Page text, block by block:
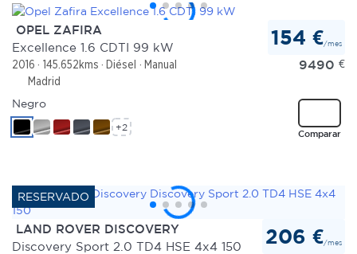
OPEL ZAFIRA
Excellence 1.6 CDTI 99 kW
2016 145.652kms Diésel
Manual
Madrid
154 €/mes
9490 €
Comparar
Negro
+2
LAND ROVER DISCOVERY
Discovery Sport 2.0 TD4 HSE 4x4 150
206 €/mes